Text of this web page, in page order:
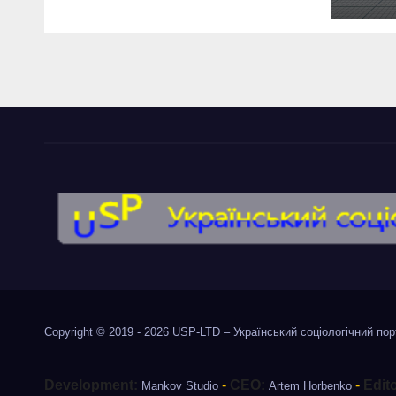
Copyright © 2019 - 2026 USP-LTD – Український соціологічний
Development: Mankov Studio - CEO: Artem Horbenko -